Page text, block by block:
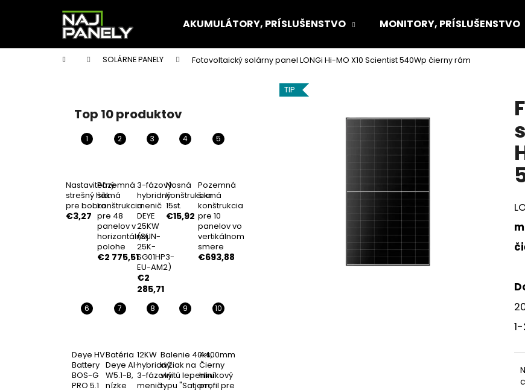
AKUMULÁTORY, PRÍSLUŠENSTVO MONITORY, PRÍSLUŠENSTVO
Domov SOLÁRNE PANELY Fotovoltaický solárny panel LONGi Hi-MO X10 Scientist 540Wp čierny rám
Top 10 produktov
Nastaviteľný
strešný hák
pre bobra
€3,27
Pozemná
šikmá
konštrukcia
pre 48
panelov v
horizontálnej
polohe
€2 775,51
3-fázový
hybridný
menič
DEYE
25KW
(SUN-
25K-
SG01HP3-
EU-AM2)
€2
285,71
Nosná
konštrukcia
15st.
€15,92
Pozemná
šikmá
konštrukcia
pre 10
panelov vo
vertikálnom
smere
€693,88
Deye HV
Battery
BOS-G
PRO 5.1
Batéria
Deye AI-
W5.1-B,
nízke
12KW
hybridný
3-fázový
menič
Balenie 40ks,
držiak na
vlnitú lepenku
typu "Satjam,
4400mm
Čierny
hliníkový
profil pre
TIP
í
Späť
do
Späť
do
Čo potrebujete nájsť?
NASTAVITEĽNÝ STREŠNÝ HÁK PRE BOBRA
(SUN-25K-